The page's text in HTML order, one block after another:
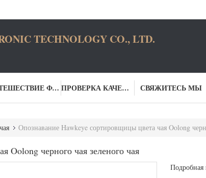
TECHNOLOGY CO., LTD.
ПУТЕШЕСТВИЕ ФАБРИКИ ПРОВЕРКА КАЧЕСТВА СВЯЖИТЕСЬ МЫ
Опознавание Hawkeye сортировщицы цвета чая Oolong
Oolong черного чая зеленого чая
Подробная